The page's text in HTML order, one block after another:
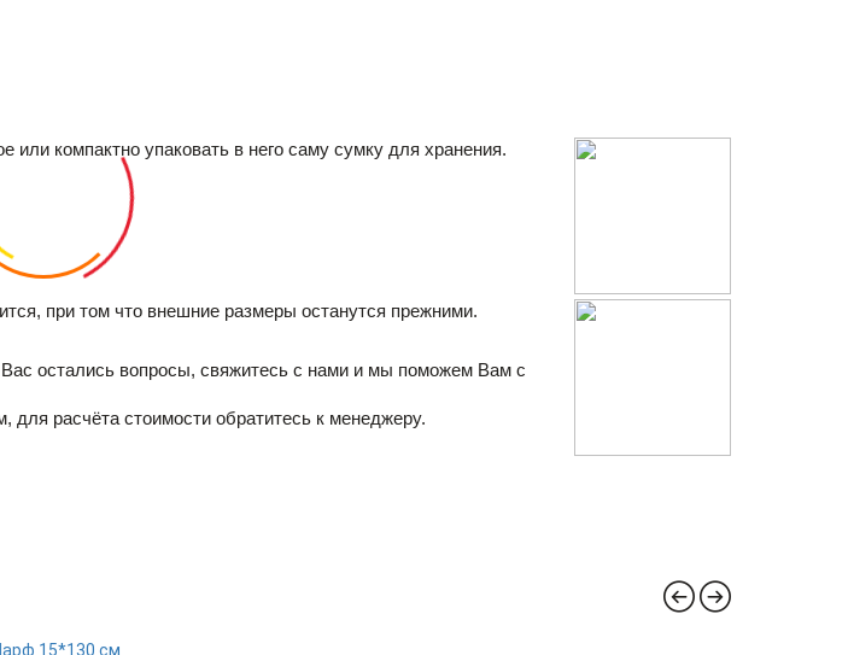
компактно упаковать в него саму сумку для хранения.
при том что внешние размеры останутся прежними.
остались вопросы, свяжитесь с нами и мы поможем Вам с
расчёта стоимости обратитесь к менеджеру.